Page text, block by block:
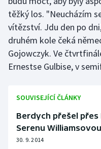
Plavání
Plážový volejbal
Ragby
Rychlobruslení
Rychlostní kanoistika
Short track
těžký los. "Neucházím
vítězství. Jdu den po
druhém kole čeká
Gojowczyk. Ve
Ernestse Gulbise, v
SOUVISEJÍCÍ ČLÁNKY
Berdych přešel
Serenu Williamsovou
30. 9. 2014